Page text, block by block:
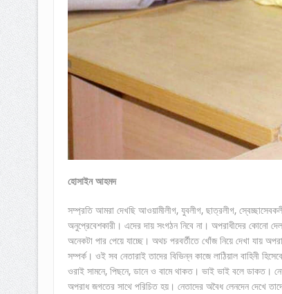
হোসাইন আহমদ
সম্প্রতি আমরা দেখছি আওয়ামীলীগ, যুবলীগ, ছাত্রলীগ,
অনুপ্রেবেশকারী। এদের দায় সংগঠন নিবে না। অপরাধীদের কোনো
অনেকটা পার পেয়ে যাচ্ছে। অথচ পরবর্তীতে খোঁজ নিয়ে দেখা যায়
সম্পর্ক। ওই সব নেতারাই তাদের বিভিন্ন কাজে লাঠিয়াল বাহিনী
ওরাই সামনে, পিছনে, ডানে ও বামে থাকত। ভাই ভাই বলে ডাকত।
অপরাধ জগতের সাথে পরিচিত হয়। নেতাদের অবৈধ লেনদেন দেখে